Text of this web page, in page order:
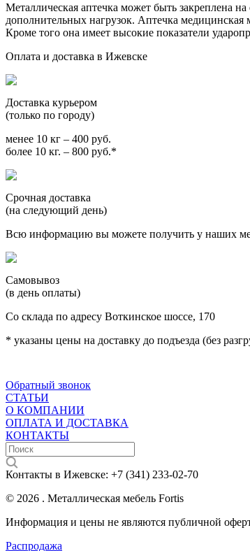
Металлическая аптечка может быть закреплена
дополнительных нагрузок. Аптечка
Кроме того она имеет высокие показатели
Оплата и доставка в Ижевске
Доставка курьером
(только по городу)
менее 10 кг – 400 руб.
более 10 кг. – 800 руб.*
Срочная доставка
(на следующий день)
Всю информацию вы можете получить у наших
Самовывоз
(в день оплаты)
Со склада по адресу Воткинское шоссе, 170
* указаны цены на доставку до подъезда (без
Обратный звонок
СТАТЬИ
О КОМПАНИИ
ОПЛАТА И ДОСТАВКА
КОНТАКТЫ
Контакты в Ижевске: +7 (341) 233-02-70
© 2026 . Металлическая мебель Fortis
Информация и цены не являются публичной
Распродажа